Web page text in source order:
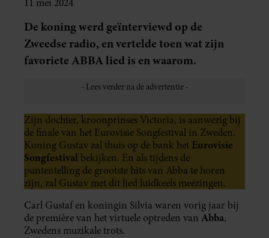
De koning werd geïnterviewd op de
Zweedse radio, en vertelde toen wat zijn
favoriete ABBA lied is en waarom.
Zijn dochter, kroonprinses Victoria, is aanwezig bij
de finale van het Eurovisie Songfestival in Zweden.
Koning Gustav zal thuis op de bank het Eurovisie
Songfestival bekijken. En als tijdens de
puntentelling de grootste hits van Abba te horen
zijn, zal Gustav met dit lied luidkeels meezingen.
Carl Gustaf en koningin Silvia waren vorig jaar bij
de première van het virtuele optreden van Abba,
Zwedens muzikale trots.